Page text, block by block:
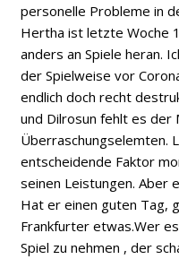
personelle Probleme in
Hertha ist letzte Woche
anders an Spiele heran.
der Spielweise vor
endlich doch recht
und Dilrosun fehlt es der
Überraschungselemten.
entscheidende Faktor
seinen Leistungen. Aber
Hat er einen guten Tag,
Frankfurter etwas.Wer
Spiel zu nehmen , der